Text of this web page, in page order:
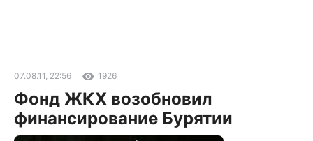
07.08.11, 22:56 1926
Фонд ЖКХ возобновил
финансирование Бурятии